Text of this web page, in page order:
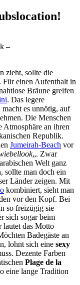
–
zieht, sollte die
einen Aufenthalt in
Bräune greifen
. Das legere
es unnötig, auf
Die Menschen
Atmosphäre an ihren
Republik.
Jumeirah-Beach vor
„. Zwar
Welt ganz
sollte man doch ein
Länder zeigen. Mit
kombiniert, sieht man
vor den Kopf. Bei
so freizügig sie
sich sogar beim
lautet das Motto
Badegäste an
lohnt sich eine sexy
Dezente Farben
Plage de la
eine lange Tradition